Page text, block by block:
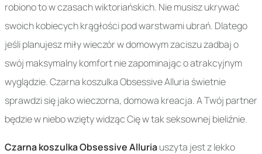
robiono to w czasach wiktoriańskich. Nie musisz ukrywać
swoich kobiecych krągłości pod warstwami ubrań. Dlatego
jeśli planujesz miły wieczór w domowym zaciszu zadbaj o
swój maksymalny komfort nie zapominając o atrakcyjnym
wyglądzie. Czarna koszulka Obsessive Alluria świetnie
sprawdzi się jako wieczorna, domowa kreacja. A Twój partner
będzie w niebo wzięty widząc Cię w tak seksownej bieliźnie.
Czarna koszulka Obsessive Alluriauszyta jest z lekko